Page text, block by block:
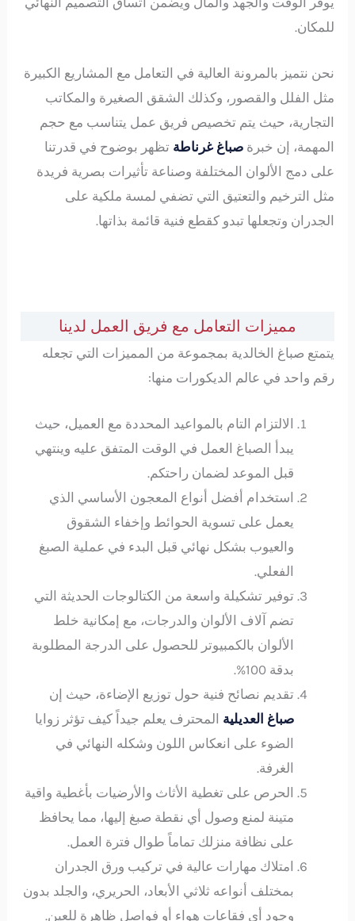
للمكان.
نحن نتميز بالمرونة العالية في التعامل مع المشاريع الكبيرة
مثل الفلل والقصور، وكذلك الشقق الصغيرة والمكاتب
التجارية، حيث يتم تخصيص فريق عمل يتناسب مع حجم
المهمة، إن خبرةصباغ غرناطة تظهر بوضوح في قدرتنا
على دمج الألوان المختلفة وصناعة تأثيرات بصرية فريدة
مثل الترخيم والتعتيق التي تضفي لمسة ملكية على
الجدران وتجعلها تبدو كقطع فنية قائمة بذاتها.
مميزات التعامل مع فريق العمل لدينا
يتمتع صباغ الخالدية بمجموعة من المميزات التي تجعله
رقم واحد في عالم الديكورات منها:
الالتزام التام بالمواعيد المحددة مع العميل، حيث
يبدأ الصباغ العمل في الوقت المتفق عليه وينتهي
قبل الموعد لضمان راحتكم.
استخدام أفضل أنواع المعجون الأساسي الذي
يعمل على تسوية الحوائط وإخفاء الشقوق
والعيوب بشكل نهائي قبل البدء في عملية الصبغ
الفعلي.
توفير تشكيلة واسعة من الكتالوجات الحديثة التي
تضم آلاف الألوان والدرجات، مع إمكانية خلط
الألوان بالكمبيوتر للحصول على الدرجة المطلوبة
بدقة 100%.
تقديم نصائح فنية حول توزيع الإضاءة، حيث إن
صباغ العديلية المحترف يعلم جيداً كيف تؤثر زوايا
الضوء على انعكاس اللون وشكله النهائي في
الغرفة.
الحرص على تغطية الأثاث والأرضيات بأغطية واقية
متينة لمنع وصول أي نقطة صبغ إليها، مما يحافظ
على نظافة منزلك تماماً طوال فترة العمل.
امتلاك مهارات عالية في تركيب ورق الجدران
بمختلف أنواعه ثلاثي الأبعاد، الحريري، والجلد بدون
وجود أي فقاعات هواء أو فواصل ظاهرة للعين.